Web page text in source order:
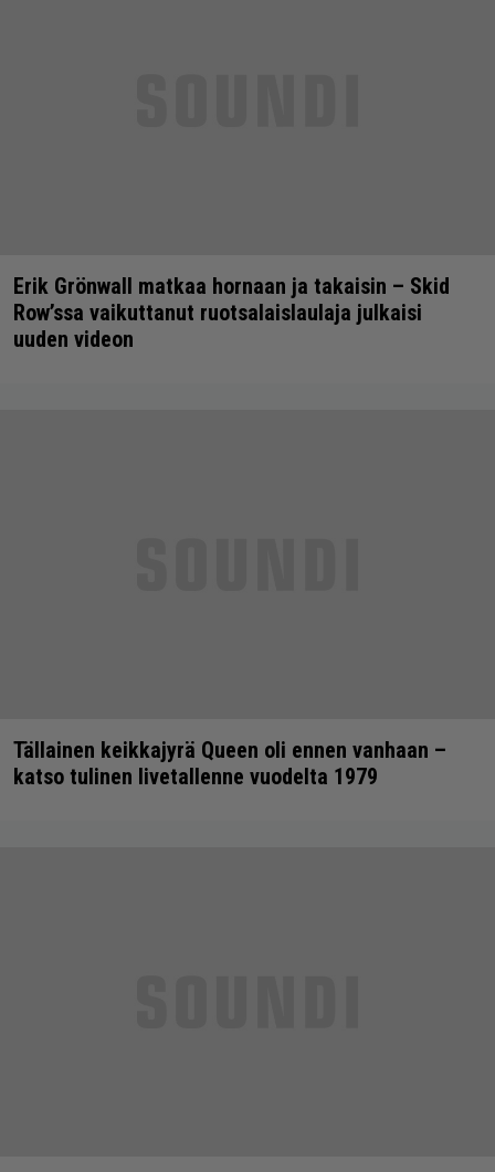
Erik Grönwall matkaa hornaan ja takaisin – Skid
Row’ssa vaikuttanut ruotsalaislaulaja julkaisi
uuden videon
Tällainen keikkajyrä Queen oli ennen vanhaan –
katso tulinen livetallenne vuodelta 1979